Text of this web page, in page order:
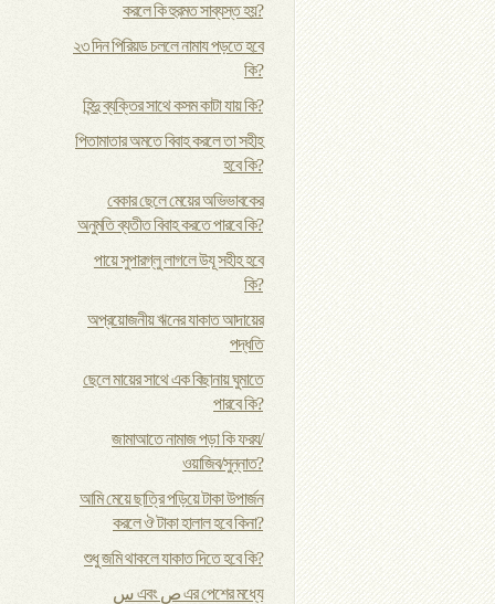
করলে কি হুরমত সাব্যস্ত হয়?
২৩ দিন পিরিয়ড চললে নামায পড়তে হবে
কি?
হিন্দু ব্যক্তির সাথে কসম কাটা যায় কি?
পিতামাতার অমতে বিবাহ করলে তা সহীহ
হবে কি?
বেকার ছেলে মেয়ের অভিভাবকের
অনুমতি ব্যতীত বিবাহ করতে পারবে কি?
পায়ে সুপারগ্লু লাগলে উযূ সহীহ হবে
কি?
অপ্রয়োজনীয় ঋনের যাকাত আদায়ের
পদ্ধতি
ছেলে মায়ের সাথে এক বিছানায় ঘুমাতে
পারবে কি?
জামাআতে নামাজ পড়া কি ফরয/
ওয়াজিব/সুন্নাত?
আমি মেয়ে ছাত্রি পড়িয়ে টাকা উপার্জন
করলে ঔ টাকা হালাল হবে কিনা?
শুধু জমি থাকলে যাকাত দিতে হবে কি?
س এবং ص এর পেশের মধ্যে